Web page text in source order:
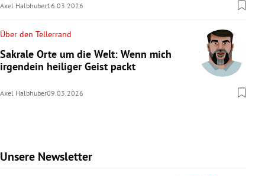
Axel Halbhuber16.03.2026
Über den Tellerrand
Sakrale Orte um die Welt: Wenn mich
irgendein heiliger Geist packt
Axel Halbhuber09.03.2026
Unsere Newsletter
Slide 1 von 9